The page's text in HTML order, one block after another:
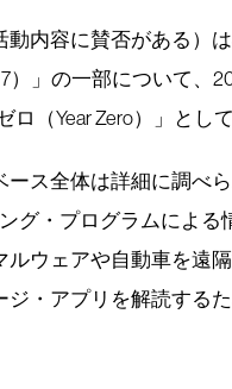
動内容に賛否がある）
7）」の一部について、
ロ（Year Zero）」とし
ース全体は詳細に調べ
グ・プログラムによ
ウェアや自動車を遠
ジ・アプリを解読する